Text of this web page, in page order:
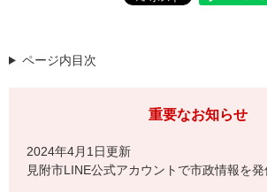
ページ内目次
重要なお知らせ
2024年4月1日更新
見附市LINE公式アカウントで市政情報を